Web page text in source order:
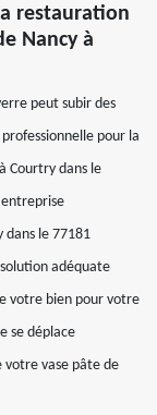
restauration
Nancy à
peut subir des
pour la
Courtry dans le
dans le 77181
adéquate
votre bien pour votre
se déplace
vase pâte de